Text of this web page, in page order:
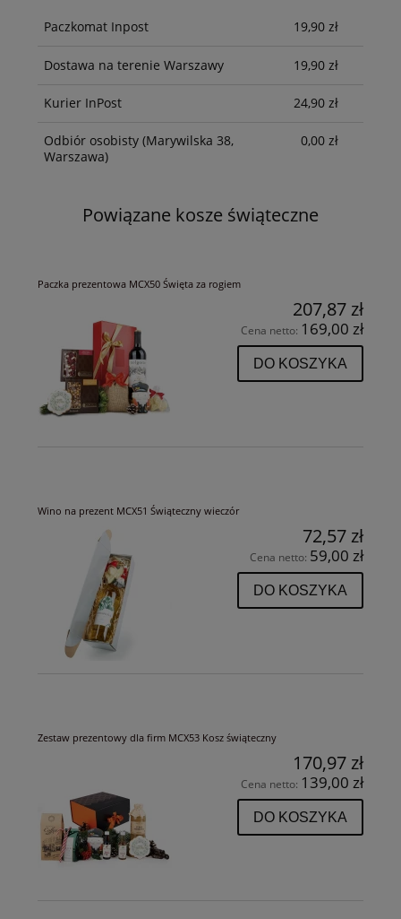
Paczkomat Inpost 19,90 zł
Dostawa na terenie Warszawy 19,90 zł
Kurier InPost 24,90 zł
Odbiór osobisty (Marywilska 38,
Warszawa)
0,00 zł
Powiązane kosze świąteczne
Paczka prezentowa MCX50 Święta za rogiem
207,87 zł
Cena netto: 169,00 zł
DO KOSZYKA
Wino na prezent MCX51 Świąteczny wieczór
72,57 zł
Cena netto: 59,00 zł
DO KOSZYKA
Zestaw prezentowy dla firm MCX53 Kosz świąteczny
170,97 zł
Cena netto: 139,00 zł
DO KOSZYKA